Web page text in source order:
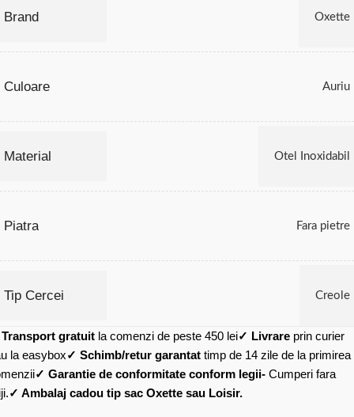
Brand Oxette
Culoare Auriu
Material Otel Inoxidabil
Piatra Fara pietre
Tip Cercei Creole
Transport gratuit la comenzi de peste 450 lei✓ Livrare prin curier
la easybox✓ Schimb/retur garantat timp de 14 zile de la primirea
✓ Garantie de conformitate conform legii- Cumperi fara
✓ Ambalaj cadou tip sac Oxette sau Loisir.